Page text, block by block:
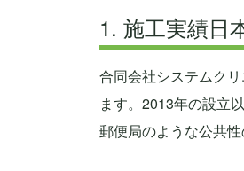
1. 施工実績日
合同会社システムクリ
ます。2013年の設立
郵便局のような公共